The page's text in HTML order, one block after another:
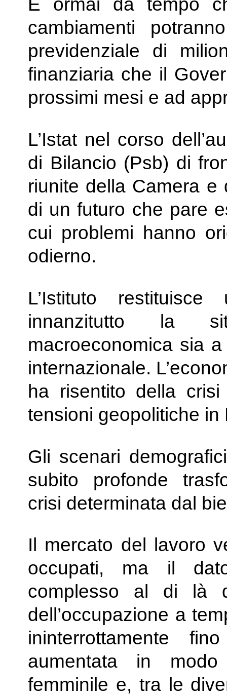
È ormai da tempo
cambiamenti
previdenziale di
finanziaria che il
prossimi mesi e ad
L’Istat nel corso
di Bilancio (Psb) di
riunite della Camera
di un futuro che pare
cui problemi hanno
odierno.
L’Istituto
innanzitutto la
macroeconomica sia
internazionale.
ha risentito della
tensioni geopolitiche
Gli scenari
subito profonde
crisi determinata dal
Il mercato del lavoro
occupati, ma il
complesso al di là
dell’occupazione a
ininterrottamente
aumentata in modo
femminile e, tra le